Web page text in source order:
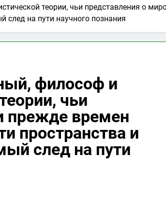
теории, чьи представления о
след на пути научного познания
философ и
чьи
прежде времен
пространства и
след на пути